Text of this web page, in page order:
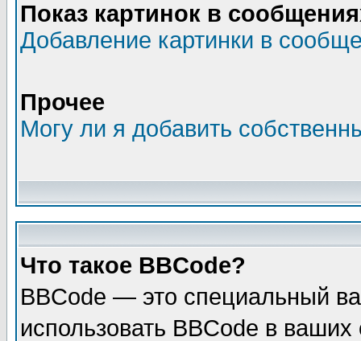
Показ картинок в
Добавление картинки в
Прочее
Могу ли я добавить
Что такое BBCode?
BBCode — это специальный
использовать BBCode в